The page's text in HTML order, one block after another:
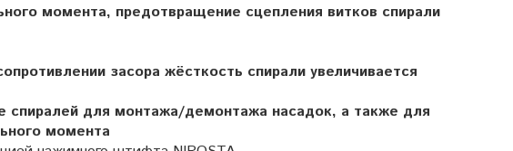
момента, предотвращение сцепления витков спирали
засора жёсткость спирали увеличивается
спиралей для монтажа/демонтажа насадок, а также для
момента